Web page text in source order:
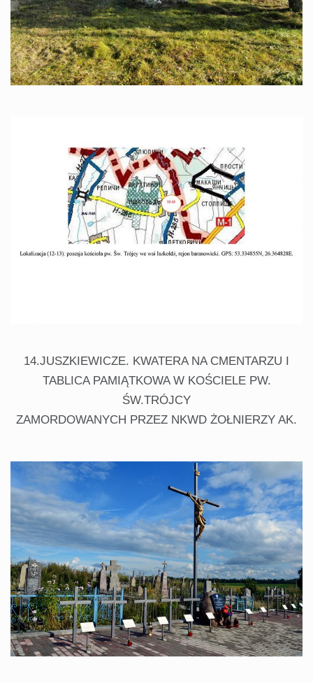
14.JUSZKIEWICZE. KWATERA NA CMENTARZU I
TABLICA PAMIĄTKOWA W KOŚCIELE PW.
ŚW.TRÓJCY
ZAMORDOWANYCH PRZEZ NKWD ŻOŁNIERZY AK.